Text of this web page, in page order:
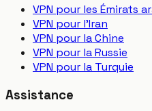
VPN pour les Émirats
VPN pour l'Iran
VPN pour la Chine
VPN pour la Russie
VPN pour la Turquie
Assistance